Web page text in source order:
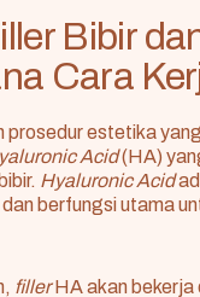
Bibir
Cara
prosedur estetika
Acid(HA)
Hyaluronic Acid
berfungsi utama
fillerHA akan bekerja